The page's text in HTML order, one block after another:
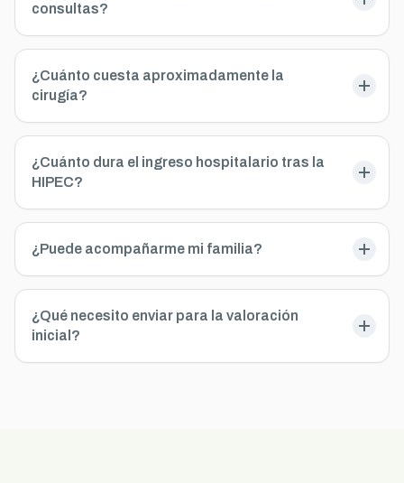
consultas?
¿Cuánto cuesta aproximadamente la
cirugía?
¿Cuánto dura el ingreso hospitalario tras la
HIPEC?
¿Puede acompañarme mi familia?
¿Qué necesito enviar para la valoración
inicial?